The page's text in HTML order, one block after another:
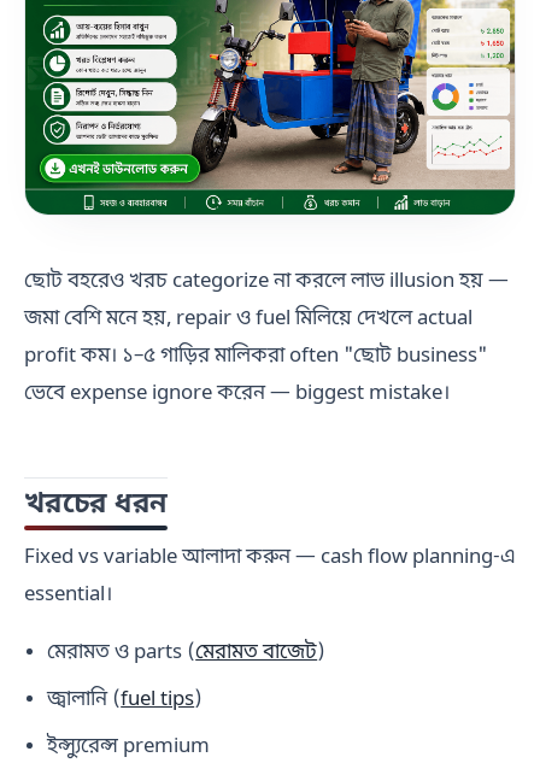
ছোট বহরেও খরচ categorize না করলে লাভ illusion হয় —
জমা বেশি মনে হয়, repair ও fuel মিলিয়ে দেখলে actual
profit কম। ১–৫ গাড়ির মালিকরা often "ছোট business"
ভেবে expense ignore করেন — biggest mistake।
খরচের ধরন
Fixed vs variable আলাদা করুন — cash flow planning-এ
essential।
মেরামত ও parts (মেরামত বাজেট)
জ্বালানি (fuel tips)
ইন্স্যুরেন্স premium